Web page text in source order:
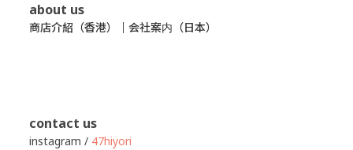
about us
商店介紹（香港） 会社案内（日本）
contact us
instagram / 47hiyori